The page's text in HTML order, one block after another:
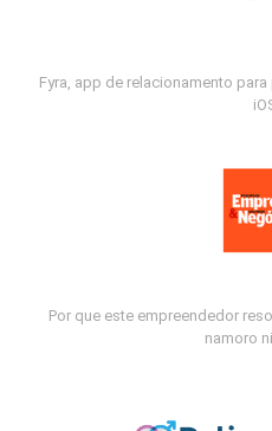
Fyra, app de relacionamento
Por que este empreendedor
namoro